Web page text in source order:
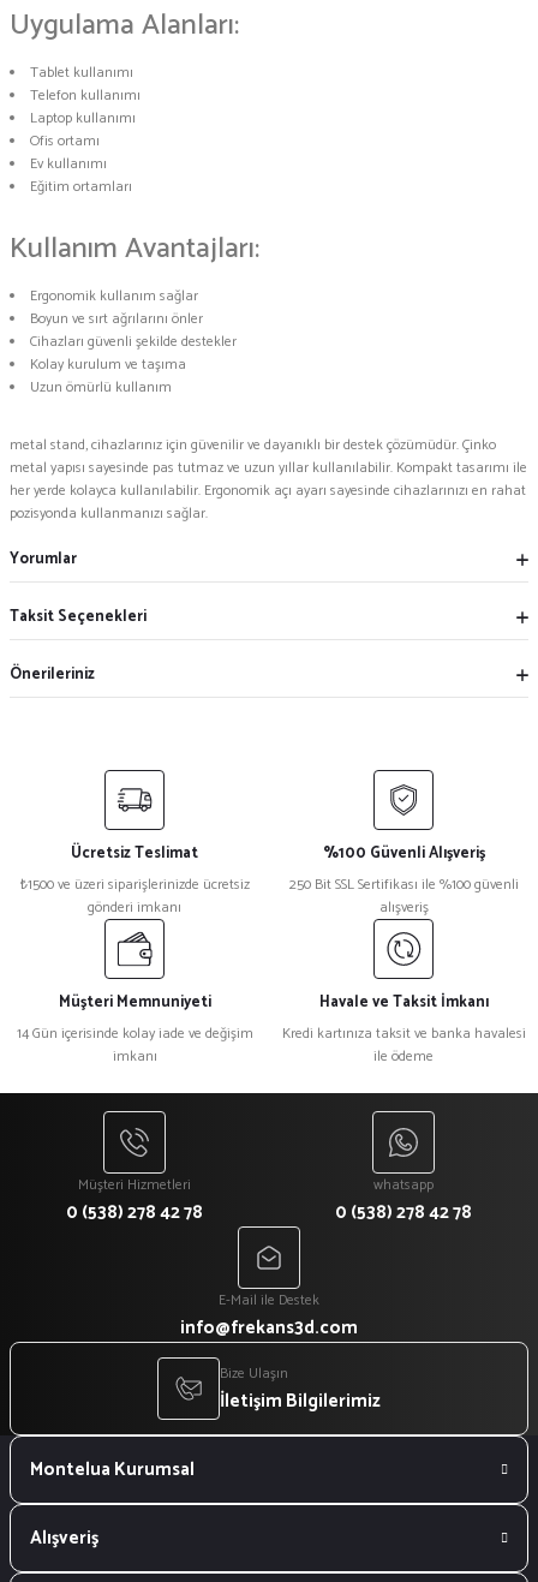
Uygulama Alanları:
Tablet kullanımı
Telefon kullanımı
Laptop kullanımı
Ofis ortamı
Ev kullanımı
Eğitim ortamları
Kullanım Avantajları:
Ergonomik kullanım sağlar
Boyun ve sırt ağrılarını önler
Cihazları güvenli şekilde destekler
Kolay kurulum ve taşıma
Uzun ömürlü kullanım
metal stand, cihazlarınız için güvenilir ve dayanıklı bir destek çözümüdür. Çinko
metal yapısı sayesinde pas tutmaz ve uzun yıllar kullanılabilir. Kompakt tasarımı ile
her yerde kolayca kullanılabilir. Ergonomik açı ayarı sayesinde cihazlarınızı en rahat
pozisyonda kullanmanızı sağlar.
Yorumlar
Taksit Seçenekleri
Önerileriniz
Ücretsiz Teslimat
₺1500 ve üzeri siparişlerinizde ücretsiz
gönderi imkanı
%100 Güvenli Alışveriş
250 Bit SSL Sertifikası ile %100 güvenli
alışveriş
Müşteri Memnuniyeti
14 Gün içerisinde kolay iade ve değişim
imkanı
Havale ve Taksit İmkanı
Kredi kartınıza taksit ve banka havalesi
ile ödeme
Müşteri Hizmetleri
0 (538) 278 42 78
whatsapp
0 (538) 278 42 78
E-Mail ile Destek
info@frekans3d.com
Bize Ulaşın
İletişim Bilgilerimiz
Montelua Kurumsal
Alışveriş